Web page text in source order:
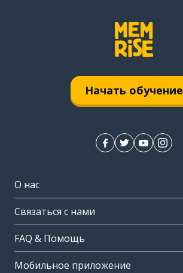
Начать обучение
О нас
Связаться с нами
FAQ & Помощь
Мобильное приложение